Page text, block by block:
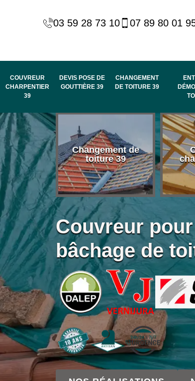
03 59 28 73 10 07 89 80 01
COUVREUR
CHARPENTIER
39
DEVIS POSE DE
GOUTTIÈRE 39
CHANGEMENT
DE TOITURE 39
habillage
rive et
toit 39
Changement de
toiture 39
Couvreur
bâchage de